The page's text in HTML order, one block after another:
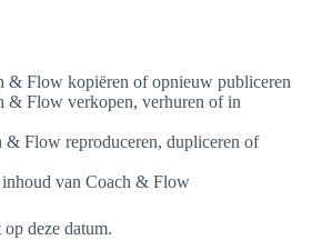
& Flow kopiëren of opnieuw publiceren
& Flow verkopen, verhuren of in
& Flow reproduceren, dupliceren of
van Coach & Flow
deze datum.